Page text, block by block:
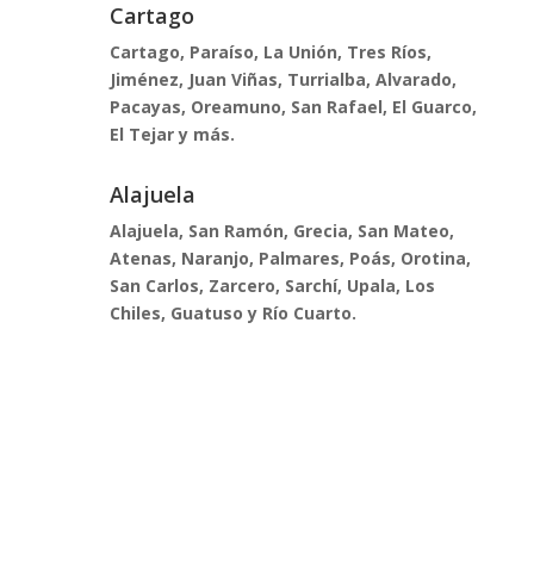
Cartago
Cartago, Paraíso, La Unión, Tres Ríos,
Jiménez, Juan Viñas, Turrialba, Alvarado,
Pacayas, Oreamuno, San Rafael, El Guarco,
El Tejar y más.
Alajuela
Alajuela, San Ramón, Grecia, San Mateo,
Atenas, Naranjo, Palmares, Poás, Orotina,
San Carlos, Zarcero, Sarchí, Upala, Los
Chiles, Guatuso y Río Cuarto.